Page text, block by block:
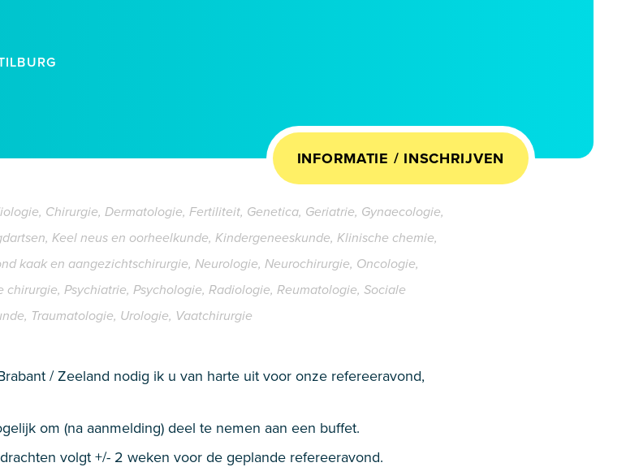
INFORMATIE / INSCHRIJVEN
Chirurgie, Dermatologie, Fertiliteit, Genetica, Geriatrie, Gynaecologie,
Keel neus en oorheelkunde, Kindergeneeskunde, Klinische chemie,
kaak en aangezichtschirurgie, Neurologie, Neurochirurgie, Oncologie,
Psychiatrie, Psychologie, Radiologie, Reumatologie, Sociale
Traumatologie, Urologie, Vaatchirurgie
/ Zeeland nodig ik u van harte uit voor onze refereeravond,
om (na aanmelding) deel te nemen aan een buffet.
volgt +/- 2 weken voor de geplande refereeravond.